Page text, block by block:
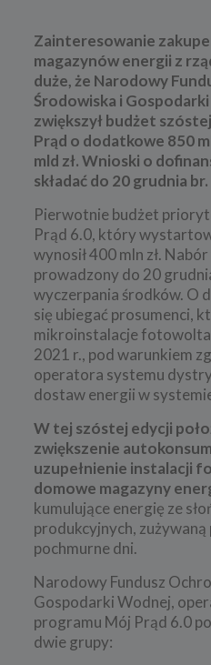
Zainteresowanie
magazynów energii z
duże, że Narodowy
Środowiska i
zwiększył budżet
Prąd o dodatkowe 850
mld zł. Wnioski o
składać do 20 grudnia br.
Pierwotnie budżet
Prąd 6.0, który
wynosił 400 mln zł.
prowadzony do 20
wyczerpania środków. O
się ubiegać prosumenci,
mikroinstalacje
2021 r., pod warunkiem
operatora systemu
dostaw energii w
W tej szóstej edycji
zwiększenie
uzupełnienie instalacji
domowe magazyny
kumulujące energię ze
produkcyjnych, zużywaną
pochmurne dni.
Narodowy Fundusz
Gospodarki Wodnej,
programu Mój Prąd 6.0
dwie grupy: